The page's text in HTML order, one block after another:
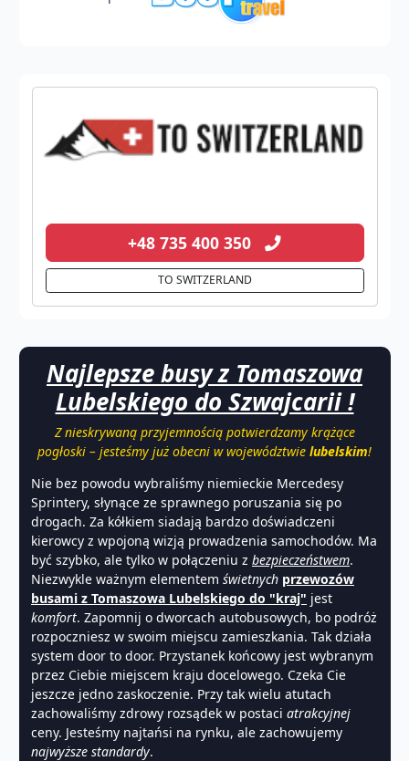
+48 735 400 350
TO SWITZERLAND
Najlepsze busy z Tomaszowa
Lubelskiego do Szwajcarii !
Z nieskrywaną przyjemnością potwierdzamy krążące
pogłoski – jesteśmy już obecni w województwie lubelskim!
Nie bez powodu wybraliśmy niemieckie Mercedesy
Sprintery, słynące ze sprawnego poruszania się po
drogach. Za kółkiem siadają bardzo doświadczeni
kierowcy z wpojoną wizją prowadzenia samochodów. Ma
być szybko, ale tylko w połączeniu z bezpieczeństwem.
Niezwykle ważnym elementem świetnych przewozów
busami z Tomaszowa Lubelskiego do "kraj" jest
komfort. Zapomnij o dworcach autobusowych, bo podróż
rozpoczniesz w swoim miejscu zamieszkania. Tak działa
system door to door. Przystanek końcowy jest wybranym
przez Ciebie miejscem kraju docelowego. Czeka Cie
jeszcze jedno zaskoczenie. Przy tak wielu atutach
zachowaliśmy zdrowy rozsądek w postaci atrakcyjnej
ceny. Jesteśmy najtańsi na rynku, ale zachowujemy
najwyższe standardy.